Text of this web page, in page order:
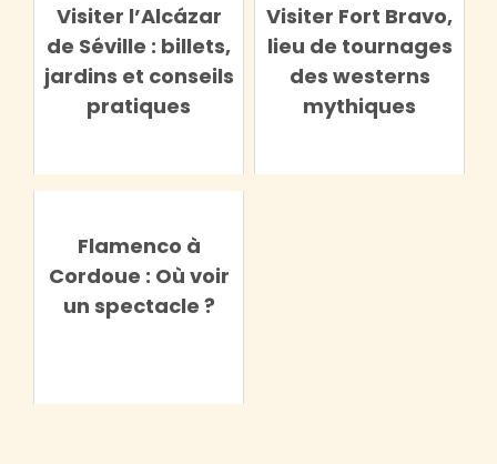
Visiter l’Alcázar
de Séville : billets,
jardins et conseils
pratiques
Visiter Fort Bravo,
lieu de tournages
des westerns
mythiques
Flamenco à
Cordoue : Où voir
un spectacle ?